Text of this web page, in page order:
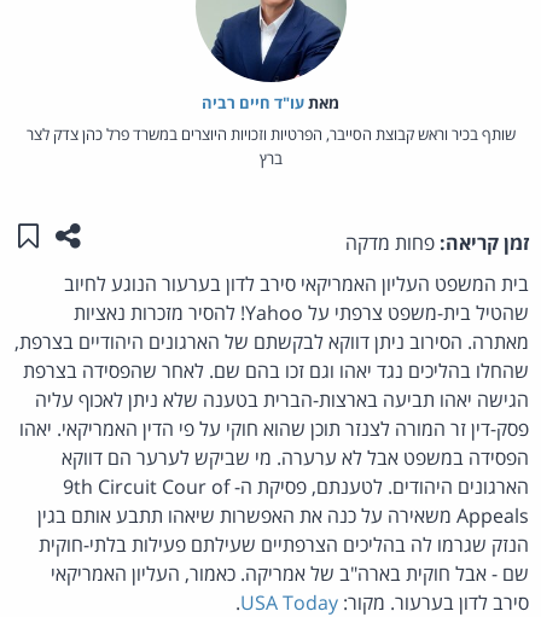
מאת‏עו"ד חיים רביה
שותף בכיר וראש קבוצת הסייבר, הפרטיות וזכויות היוצרים במשרד פרל כהן צדק לצר
ברץ
זמן קריאה: פחות מדקה שתפו
בית המשפט העליון האמריקאי סירב לדון בערעור הנוגע לחיוב
שהטיל בית-משפט צרפתי על Yahoo! להסיר מזכרות נאציות
מאתרה. הסירוב ניתן דווקא לבקשתם של הארגונים היהודיים בצרפת,
שהחלו בהליכים נגד יאהו וגם זכו בהם שם. לאחר שהפסידה בצרפת
הגישה יאהו תביעה בארצות-הברית בטענה שלא ניתן לאכוף עליה
פסק-דין זר המורה לצנזר תוכן שהוא חוקי על פי הדין האמריקאי. יאהו
הפסידה במשפט אבל לא ערערה. מי שביקש לערער הם דווקא
הארגונים היהודים. לטענתם, פסיקת ה- 9th Circuit Cour of
Appeals משאירה על כנה את האפשרות שיאהו תתבע אותם בגין
הנזק שגרמו לה בהליכים הצרפתיים שעילתם פעילות בלתי-חוקית
שם - אבל חוקית בארה"ב של אמריקה. כאמור, העליון האמריקאי
סירב לדון בערעור. מקור: USA Today
.